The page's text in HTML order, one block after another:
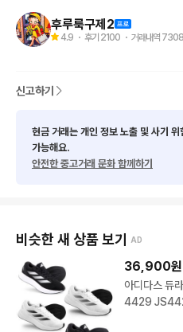
후루룩구제2 검색하시면
의류,가방,신발등 매일 업데이트됩
후루룩구제2
4.9 ・ 후기 2100 ・ 거래내역 7308
신고하기
현금 거래는 개인 정보 노출 및 사기
가능해요.
안전한 중고거래 문화 함께하기
비슷한 새 상품 보기 AD
36,900원
아디다스 듀
4429